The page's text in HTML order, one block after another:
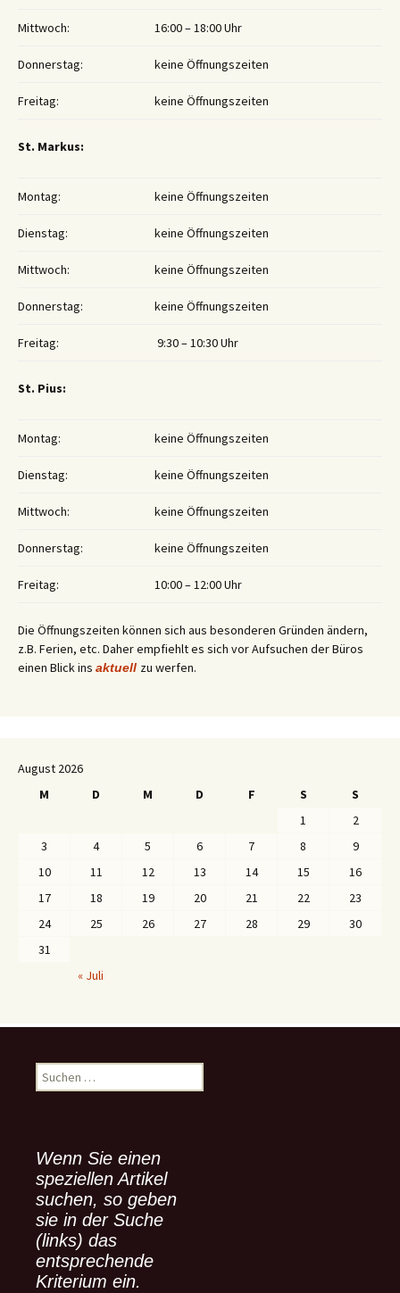
Mittwoch: 16:00 – 18:00 Uhr
Donnerstag: keine Öffnungszeiten
Freitag: keine Öffnungszeiten
St. Markus:
Montag: keine Öffnungszeiten
Dienstag: keine Öffnungszeiten
Mittwoch: keine Öffnungszeiten
Donnerstag: keine Öffnungszeiten
Freitag: 9:30 – 10:30 Uhr
St. Pius:
Montag: keine Öffnungszeiten
Dienstag: keine Öffnungszeiten
Mittwoch: keine Öffnungszeiten
Donnerstag: keine Öffnungszeiten
Freitag: 10:00 – 12:00 Uhr
Die Öffnungszeiten können sich aus besonderen Gründen ändern,
z.B. Ferien, etc. Daher empfiehlt es sich vor Aufsuchen der Büros
einen Blick ins aktuell zu werfen.
August 2026
M
D M D F S
S
1
2
3
4 5 6 7 8
9
10
11 12 13 14 15
16
17
18 19 20 21 22
23
24
25 26 27 28 29
30
31
« Juli
u
n
n
a
c
h
:
Wenn Sie einen
speziellen Artikel
suchen, so geben
sie in der Suche
(links) das
entsprechende
Kriterium ein.